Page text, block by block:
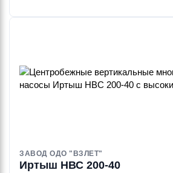
MXVM
ЗАВОД ОДО "ВЗЛЕТ"
Иртыш НВС 200-40